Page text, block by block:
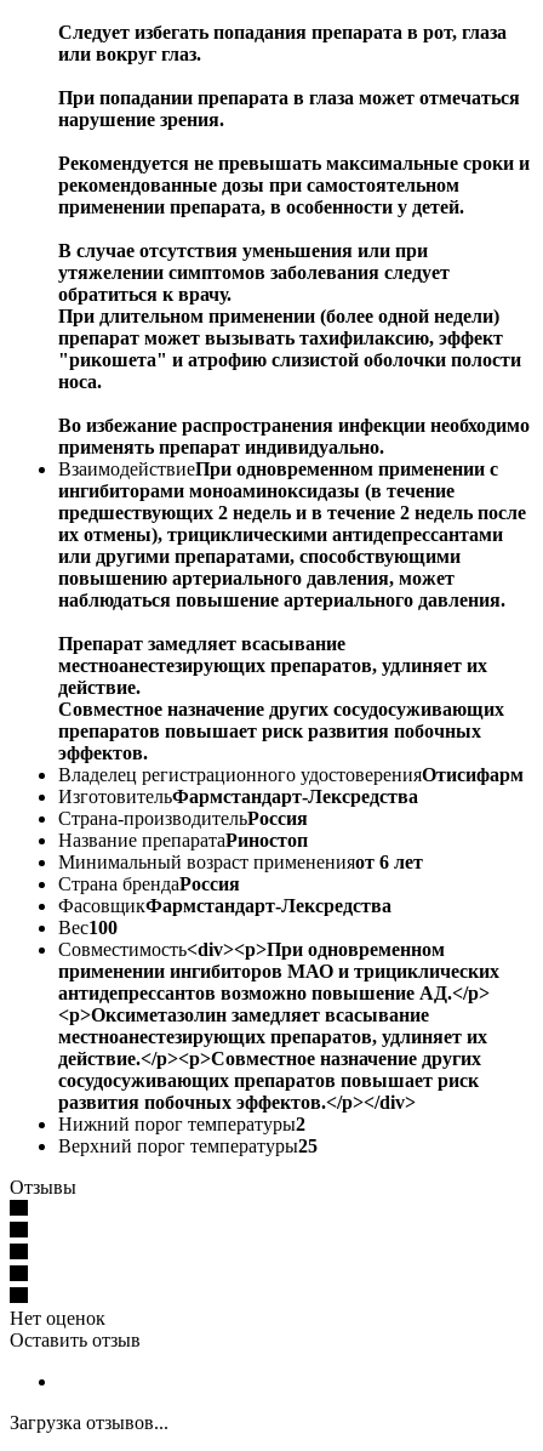
Следует избегать попадания препарата в рот, глаза
или вокруг глаз.
При попадании препарата в глаза может отмечаться
нарушение зрения.
Рекомендуется не превышать максимальные сроки и
рекомендованные дозы при самостоятельном
применении препарата, в особенности у детей.
В случае отсутствия уменьшения или при
утяжелении симптомов заболевания следует
обратиться к врачу.
При длительном применении (более одной недели)
препарат может вызывать тахифилаксию, эффект
"рикошета" и атрофию слизистой оболочки полости
носа.
Во избежание распространения инфекции необходимо
применять препарат индивидуально.
ВзаимодействиеПри одновременном применении с
ингибиторами моноаминоксидазы (в течение
предшествующих 2 недель и в течение 2 недель после
их отмены), трициклическими антидепрессантами
или другими препаратами, способствующими
повышению артериального давления, может
наблюдаться повышение артериального давления.
Препарат замедляет всасывание
местноанестезирующих препаратов, удлиняет их
действие.
Совместное назначение других сосудосуживающих
препаратов повышает риск развития побочных
эффектов.
Владелец регистрационного удостоверенияОтисифарм
ИзготовительФармстандарт-Лексредства
Страна-производительРоссия
Название препаратаРиностоп
Минимальный возраст примененияот 6 лет
Страна брендаРоссия
ФасовщикФармстандарт-Лексредства
Вес100
Совместимость<div><p>При одновременном
применении ингибиторов МАО и трициклических
антидепрессантов возможно повышение АД.</p>
<p>Оксиметазолин замедляет всасывание
местноанестезирующих препаратов, удлиняет их
действие.</p><p>Совместное назначение других
сосудосуживающих препаратов повышает риск
развития побочных эффектов.</p></div>
Нижний порог температуры2
Верхний порог температуры25
Отзывы
Нет оценок
Оставить отзыв
Загрузка отзывов...